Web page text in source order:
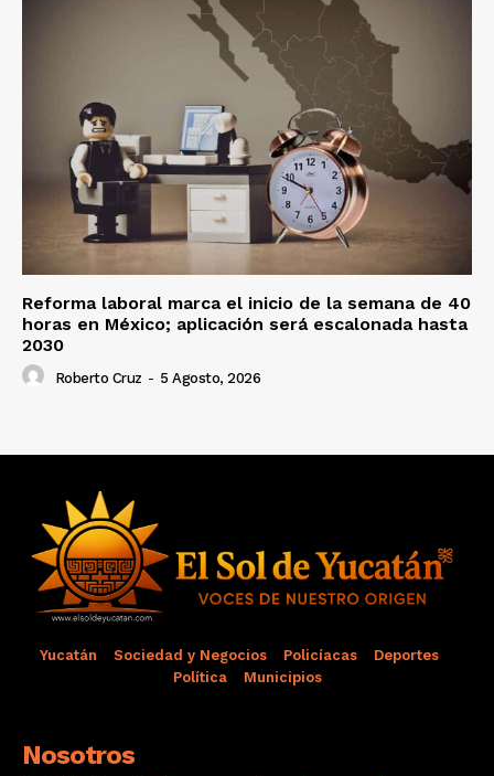
Reforma laboral marca el inicio de la semana de 40
horas en México; aplicación será escalonada hasta
2030
Roberto Cruz - 5 Agosto, 2026
Yucatán Sociedad y Negocios Policíacas
Deportes
Política
Municipios
Nosotros